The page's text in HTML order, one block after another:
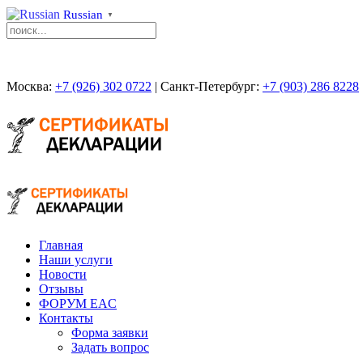
Russian ▼
Москва: +7 (926) 302 0722 | Санкт-Петербург: +7 (903) 286 8228
Главная
Наши услуги
Новости
Отзывы
ФОРУМ EAC
Контакты
Форма заявки
Задать вопрос